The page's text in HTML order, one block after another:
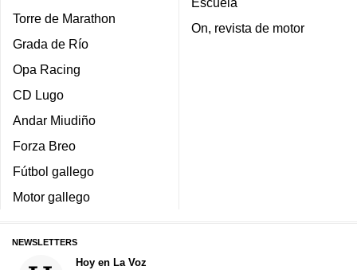
Torre de Marathon
Grada de Río
Opa Racing
CD Lugo
Andar Miudiño
Forza Breo
Fútbol gallego
Motor gallego
On, revista de motor
NEWSLETTERS
Hoy en La Voz